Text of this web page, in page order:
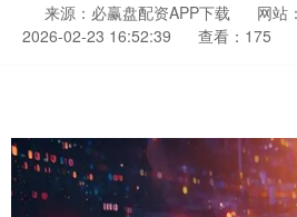
来源：必赢盘配资APP下载 网站
2026-02-23 16:52:39
查看：175